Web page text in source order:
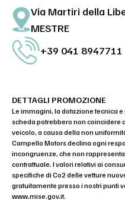
Via Martiri della
MESTRE
+39 041 8947711
DETTAGLI PROMOZIONE
Le immagini, la dotazione tecnica
scheda potrebbero non coincidere
veicolo, a causa della non
Campello Motors declina ogni
incongruenze, che non
contrattuale. I valori relativi ai
specifiche di Co2 delle vetture
gratuitamente presso i nostri punti
www.mise.gov.it.